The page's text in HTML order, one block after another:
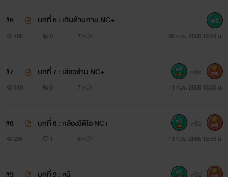
#6 บทที่ 6 : เกินต้านทาน NC+
485 0 7 หน้า 05 ก.พ. 2565 12:28 น.
#7 บทที่ 7 : เสียวซ่าน NC+
318 0 7 หน้า 11 ก.พ. 2565 13:00 น.
หรือ 300
#8 บทที่ 8 : กล้องวีดีโอ NC+
285 1 8 หน้า 11 ก.พ. 2565 12:59 น.
หรือ 300
หรือ